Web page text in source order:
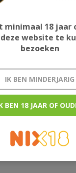
€7,50
minimaal 18 jaar
website te
bezoeken
IK BEN MINDERJARIG
BEN 18 JAAR OF